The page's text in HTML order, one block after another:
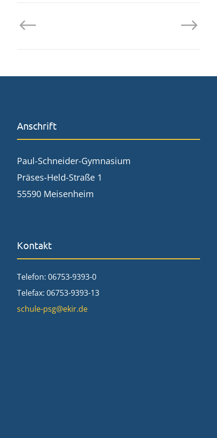
Anschrift
Paul-Schneider-Gymnasium
Präses-Held-Straße 1
55590 Meisenheim
Kontakt
Telefon: 06753-9393-0
Telefax: 06753-9393-13
schule-psg@ekir.de